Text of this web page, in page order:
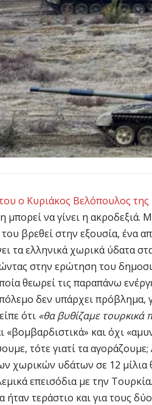
ο Κυριάκος Βελόπουλος της
μπορεί να γίνει η ακροδεξιά.
βρεθεί στην εξουσία, ένα
τα ελληνικά χωρικά ύδατα
στην ερώτηση του
θεωρεί τις παραπάνω
δεν υπάρχει πρόβλημα,
ότι «θα βυθίζαμε τουρκικά
«βομβαρδιστικά» και όχι
τότε γιατί τα
χωρικών υδάτων σε 12
επεισόδια με την
τεράστιο και για τους